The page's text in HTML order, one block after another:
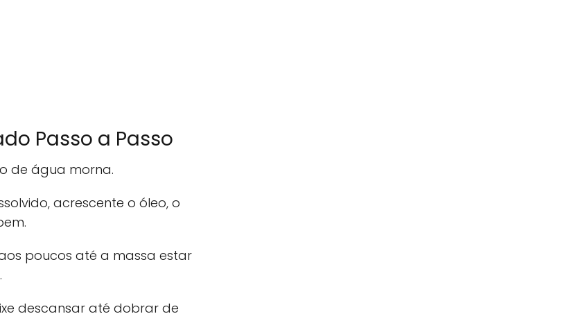
Passo a Passo
de água morna.
acrescente o óleo, o
poucos até a massa estar
descansar até dobrar de